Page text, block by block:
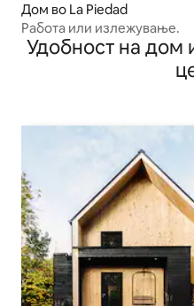
Дом во La Piedad
Работа или излежување.
Удобност на дом